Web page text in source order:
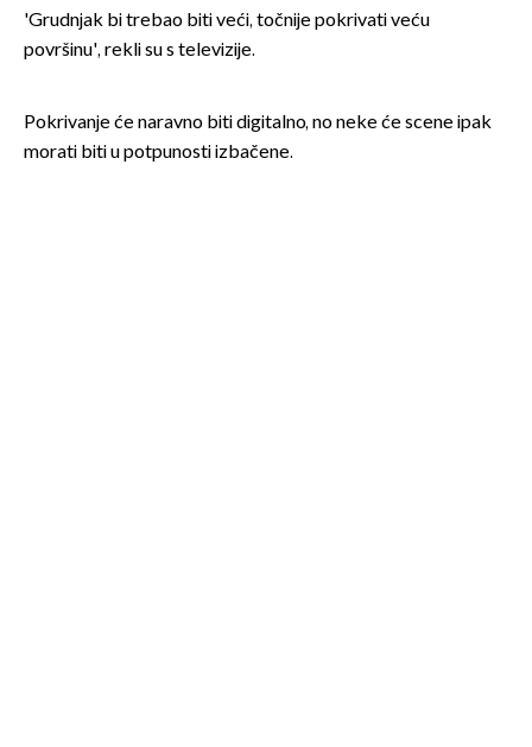
'Grudnjak bi trebao biti veći, točnije pokrivati veću
površinu', rekli su s televizije.
Pokrivanje će naravno biti digitalno, no neke će scene ipak
morati biti u potpunosti izbačene.